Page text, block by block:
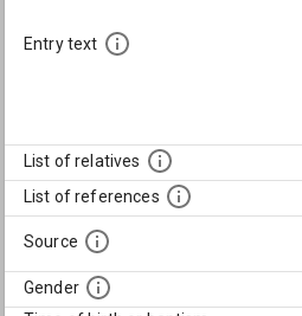
Entry text
List of relatives
List of references
Source
Gender